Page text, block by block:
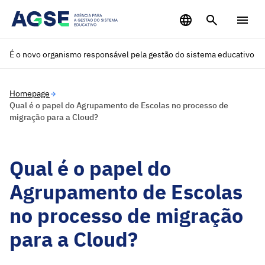
É o novo organismo responsável pela gestão do sistema educativo
Homepage
Qual é o papel do Agrupamento de Escolas no processo de
migração para a Cloud?
Qual é o papel do
Agrupamento de Escolas
no processo de migração
para a Cloud?